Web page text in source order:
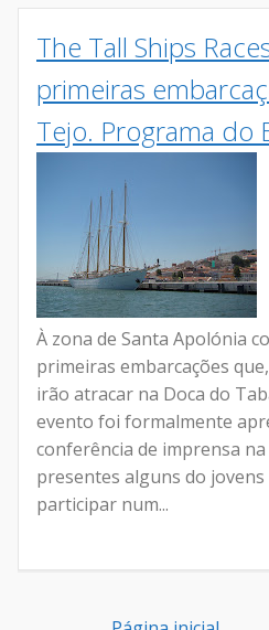
The Tall Ships
primeiras
Tejo. Programa do
À zona de Santa Apolónia
primeiras embarcações
irão atracar na Doca do
evento foi formalmente
conferência de imprensa
presentes alguns do
participar num...